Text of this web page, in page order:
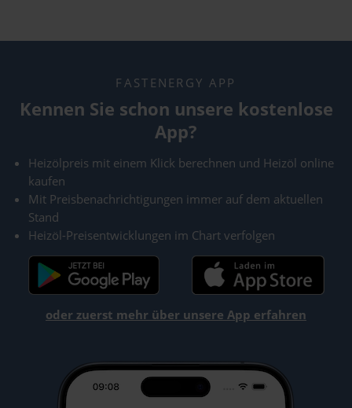
FASTENERGY APP
Kennen Sie schon unsere kostenlose
App?
Heizölpreis mit einem Klick berechnen und Heizöl online
kaufen
Mit Preisbenachrichtigungen immer auf dem aktuellen
Stand
Heizöl-Preisentwicklungen im Chart verfolgen
oder zuerst mehr über unsere App erfahren